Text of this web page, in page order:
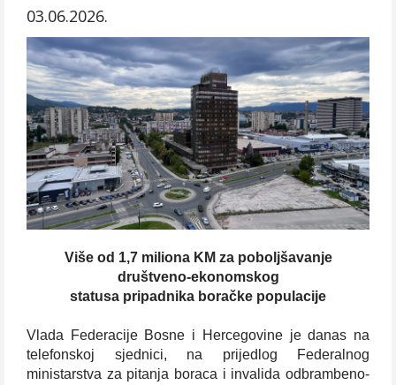
03.06.2026.
Više od 1,7 miliona KM za poboljšavanje
društveno-ekonomskog
statusa pripadnika boračke populacije
Vlada Federacije Bosne i Hercegovine je danas na
telefonskoj sjednici, na prijedlog Federalnog
ministarstva za pitanja boraca i invalida odbrambeno-